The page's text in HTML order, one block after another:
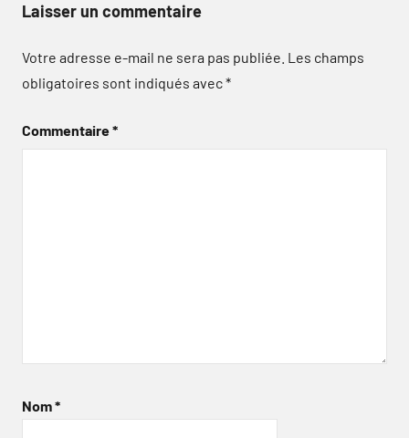
Laisser un commentaire
Votre adresse e-mail ne sera pas publiée. Les champs
obligatoires sont indiqués avec*
Commentaire*
Nom*